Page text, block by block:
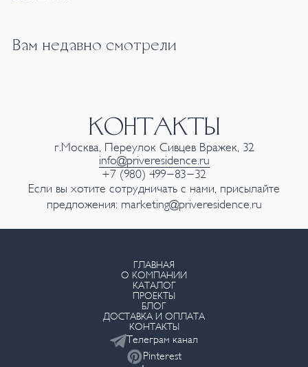
Вам недавно смотрели
КОНТАКТЫ
г.Москва, Переулок Сивцев Вражек, 32
info@priveresidence.ru
+7 (980) 499-83-32
Если вы хотите сотрудничать с нами, присылайте
предложения: marketing@priveresidence.ru
ГЛАВНАЯ
О КОМПАНИИ
КАТАЛОГ
ПРОЕКТЫ
БЛОГ
ДОСТАВКА И ОПЛАТА
КОНТАКТЫ
Телеграм канал
Pinterest